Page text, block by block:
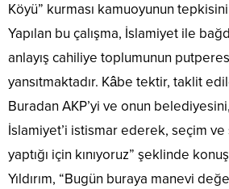
Köyü” kurması kamuoyunun
Yapılan bu çalışma, İslamiyet ile
anlayış cahiliye toplumunun
yansıtmaktadır. Kâbe tektir, taklit
Buradan AKP’yi ve onun
İslamiyet’i istismar ederek, seçim
yaptığı için kınıyoruz” şeklinde
Yıldırım, “Bugün buraya manevi